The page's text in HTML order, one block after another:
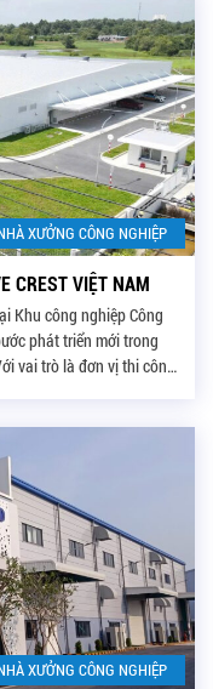
XƯỞNG CÔNG NGHIỆP
CÔNG TY TNHH WAVE CREST VIỆT NAM
Khu công nghiệp Công
phát triển mới trong
vai trò là đơn vị thi công,
XƯỞNG CÔNG NGHIỆP